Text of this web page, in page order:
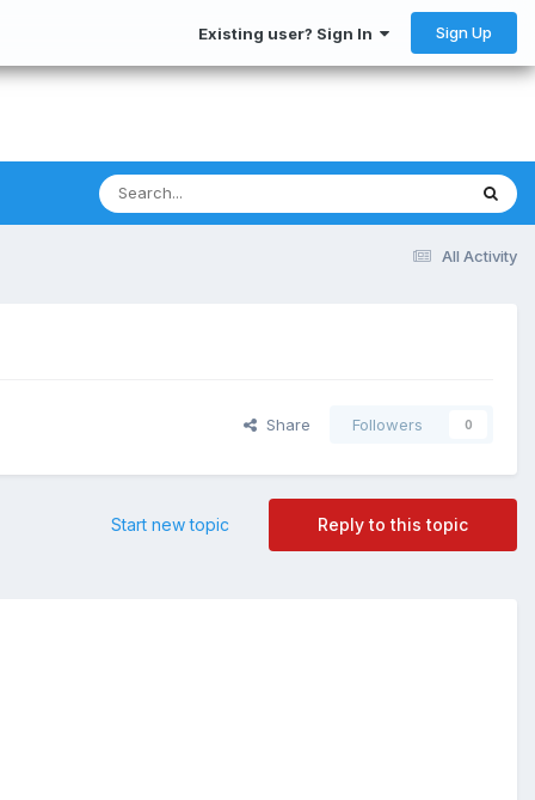
Existing user? Sign In Sign Up
All Activity
Share Followers 0
Reply to this topic
Start new topic